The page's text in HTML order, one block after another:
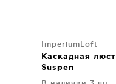
ImperiumLoft
Каскадная
Suspen